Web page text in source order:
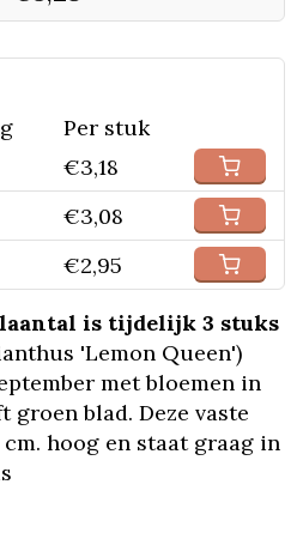
Per stuk
€3,18
€3,08
€2,95
is tijdelijk 3 stuks
'Lemon Queen')
met bloemen in
groen blad. Deze vaste
hoog en staat graag in